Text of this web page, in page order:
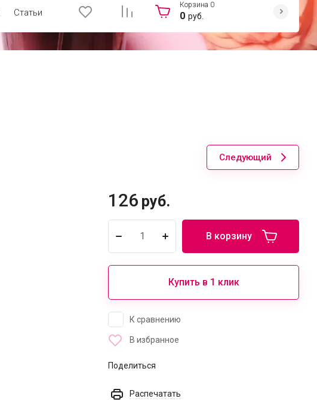
Статьи
Корзина 0
0 руб.
Следующий
126 руб.
В корзину
Купить в 1 клик
К сравнению
В избранное
Поделиться
Распечатать